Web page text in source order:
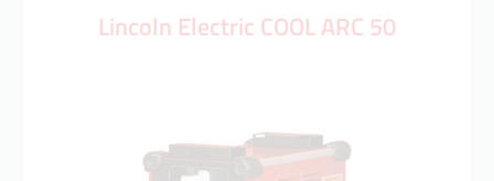
Lincoln Electric COOL ARC 50